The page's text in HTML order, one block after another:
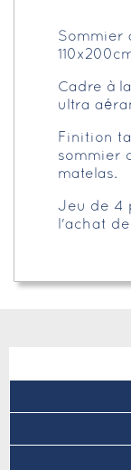
Sommier
Cadre à
ultra
Finition
sommier
matelas.
Jeu de 4
l'achat